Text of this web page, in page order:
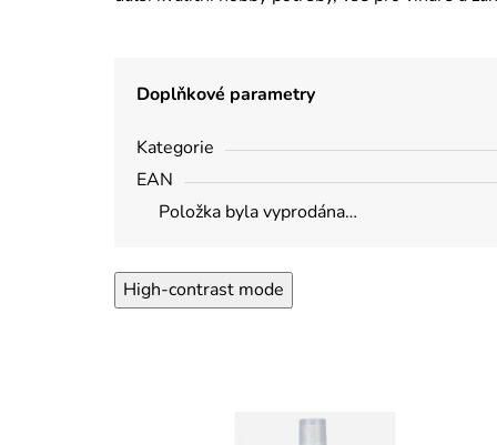
Doplňkové parametry
Kategorie
EAN
Položka byla vyprodána…
High-contrast mode